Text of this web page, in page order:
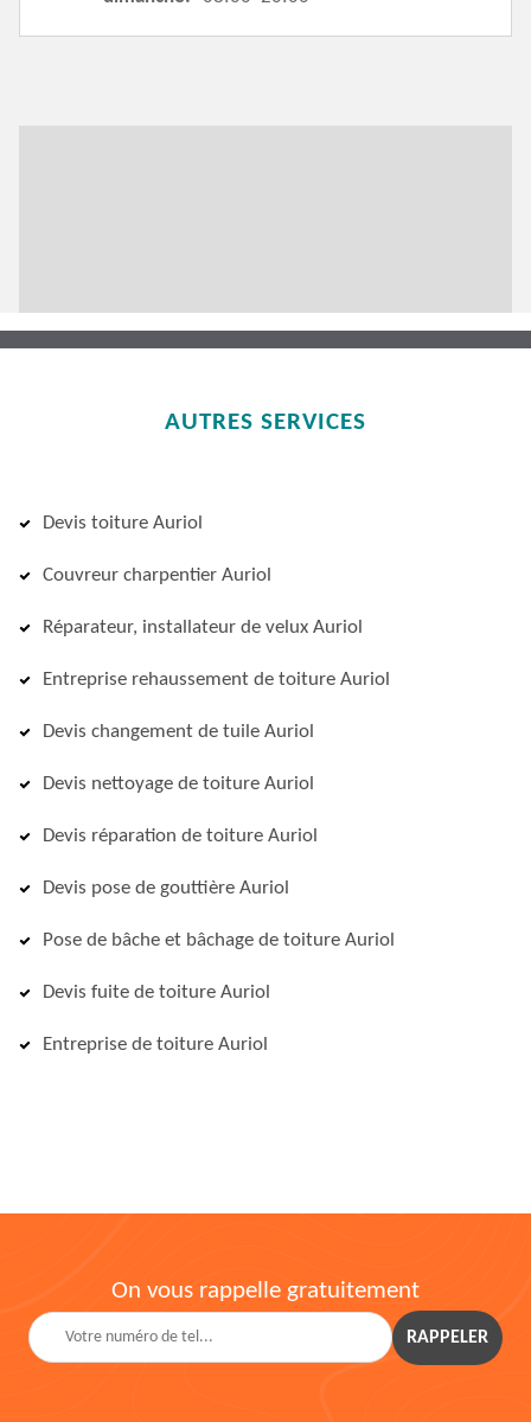
AUTRES SERVICES
Devis toiture Auriol
Couvreur charpentier Auriol
Réparateur, installateur de velux Auriol
Entreprise rehaussement de toiture Auriol
Devis changement de tuile Auriol
Devis nettoyage de toiture Auriol
Devis réparation de toiture Auriol
Devis pose de gouttière Auriol
Pose de bâche et bâchage de toiture Auriol
Devis fuite de toiture Auriol
Entreprise de toiture Auriol
On vous rappelle gratuitement